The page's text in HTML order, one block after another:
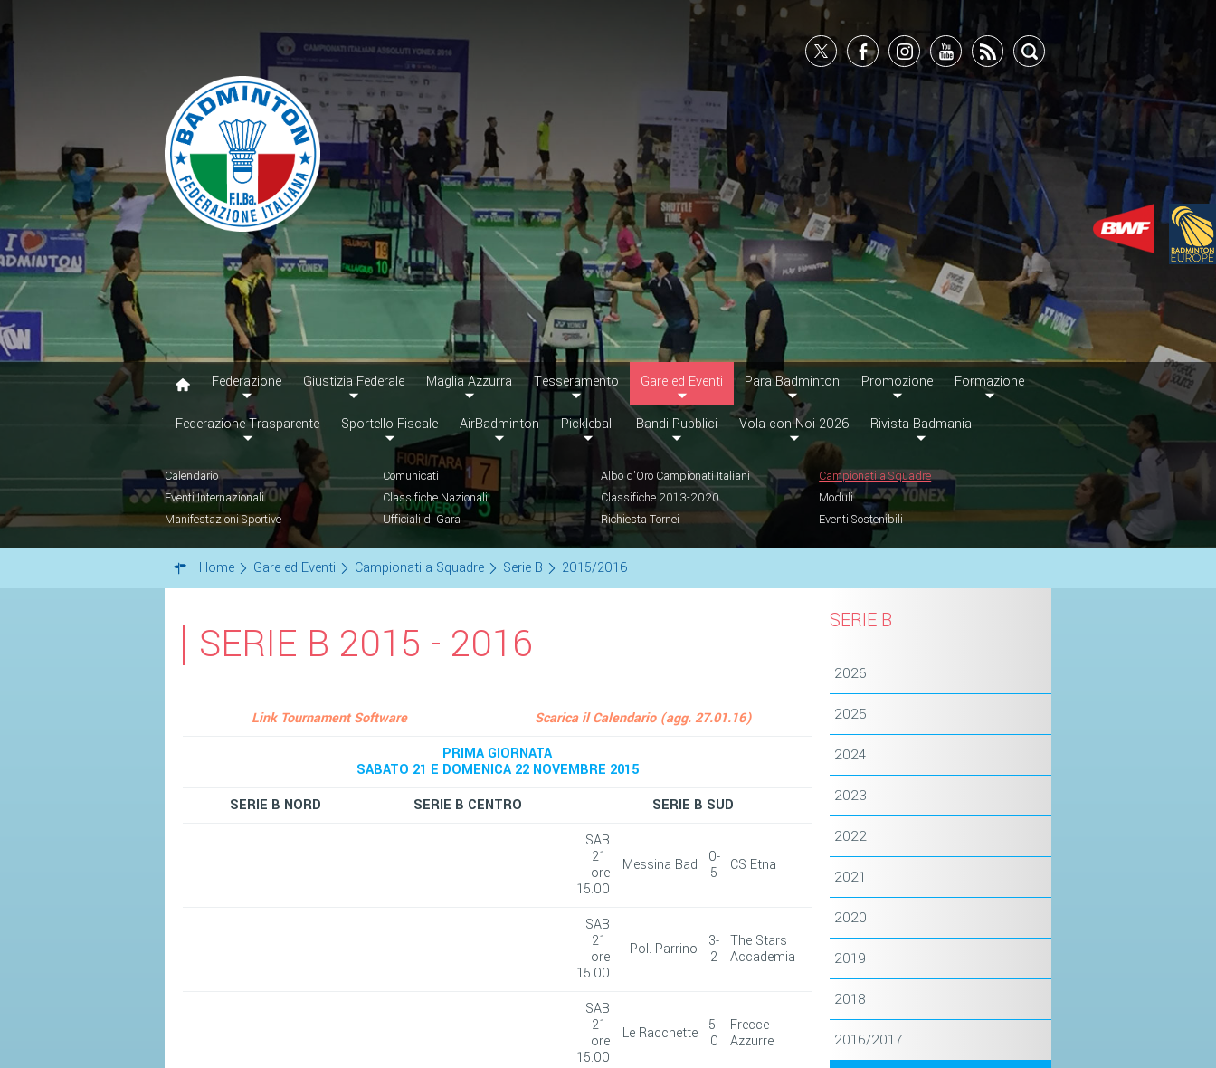
Federazione Giustizia Federale Maglia Azzurra Tesseramento Gare ed Eventi Para Badminton Promozione Formazione
Federazione Trasparente Sportello Fiscale AirBadminton Pickleball Bandi Pubblici Vola con Noi 2026 Rivista Badmania
Calendario Comunicati Albo d'Oro Campionati Italiani
Campionati a Squadre
Eventi Internazionali
Classifiche Nazionali Classifiche 2013-2020
Moduli
Manifestazioni Sportive
Ufficiali di Gara Richiesta Tornei Eventi Sostenibili
Home Gare ed Eventi Campionati a Squadre Serie B 2015/2016
SERIE B 2015 - 2016
Link Tournament Software
Scarica il Calendario (agg. 27.01.16)
PRIMA GIORNATA
SABATO 21 E DOMENICA 22 NOVEMBRE 2015
SERIE B NORD
SERIE B CENTRO
SERIE B SUD
SAB
21
ore
15.00
Messina Bad
0-
5
CS Etna
SAB
21
ore
15.00
Pol. Parrino
3-
2
The Stars
Accademia
SAB
21
ore
15.00
Le Racchette
5-
0
Frecce
Azzurre
SERIE B
2026
2025
2024
2023
2022
2021
2020
2019
2018
2016/2017